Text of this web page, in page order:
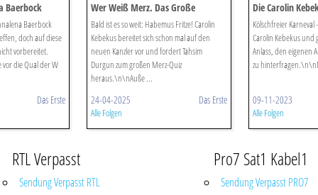
Baerbock
Baerbock
doch auf diese
vorbereitet.
vor die Qual der W
Das Erste
Wer Weiß Merz. Das Große
Kanzler-quiz
Bald ist es so weit: Habemus Fritze! Carolin
Kebekus bereitet sich schon mal auf den
neuen Kanzler vor und fordert Tahsim
Durgun zum großen Merz-Quiz
heraus.\n\nAuße ...
24-04-2025 Das Erste
Alle Folgen
Die Carolin
November 2023
Kölschfreier
Carolin Kebekus und
Anlass, den eigenen
zu
09-11-2023
Alle Folgen
RTL Verpasst
Sendung Verpasst RTL
Pro7 Sat1 Kabel1
Sendung Verpasst PRO7